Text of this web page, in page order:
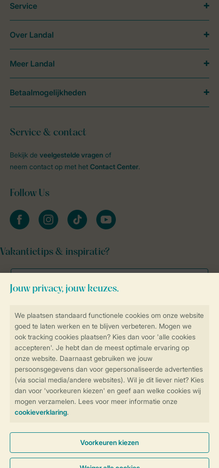
Controle over jouw gegevens &
Instellingen wijzigen
Veilig en snel online boeken
Veilige gegevensoverdracht
Veilige betaling
Service & contact
Bekijk de veelgestelde vragen of
neem contact op met het Contact Center.
Follow Us
facebookinstagramtiktok youtube
Vakantietips & inspiratie?
Service
Over Landal
Meer Landal
Betaalmogelijkheden